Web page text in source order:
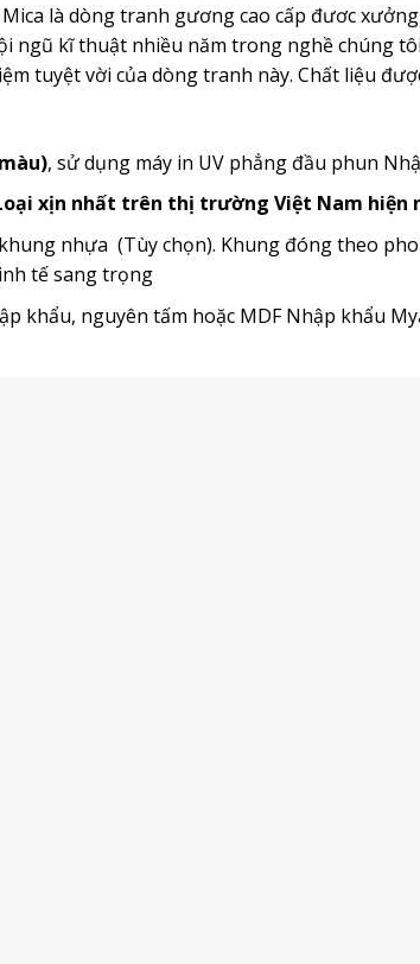
là dòng tranh gương cao cấp đươc
ngũ kĩ thuật nhiều năm trong nghề chúng
tuyệt vời của dòng tranh này. Chất liệu
, sử dụng máy in UV phẳng đầu phun
xịn nhất trên thị trường Việt Nam hiện
nhựa (Tùy chọn). Khung đóng theo
tế sang trọng
khẩu, nguyên tấm hoặc MDF Nhập khẩu